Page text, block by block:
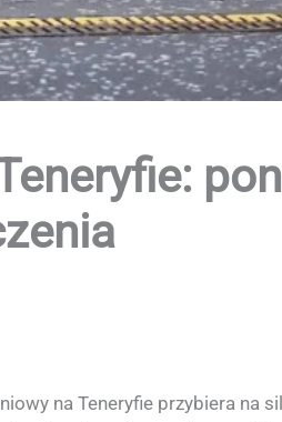
na Teneryfie przybiera na